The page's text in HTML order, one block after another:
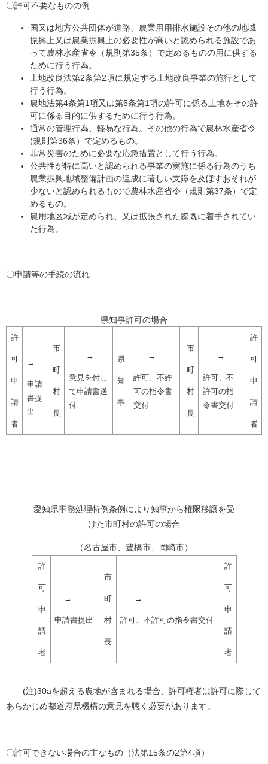
〇許可不要なものの例
国又は地方公共団体が道路、農業用用排水施設その他の地域
振興上又は農業振興上の必要性が高いと認められる施設であ
って農林水産省令（規則第35条）で定めるものの用に供する
ために行う行為。
土地改良法第2条第2項に規定する土地改良事業の施行として
行う行為。
農地法第4条第1項又は第5条第1項の許可に係る土地をその許
可に係る目的に供するために行う行為。
通常の管理行為、軽易な行為。その他の行為で農林水産省令
(規則第36条）で定めるもの。
非常災害のために必要な応急措置として行う行為。
公共性が特に高いと認められる事業の実施に係る行為のうち
農業振興地域整備計画の達成に著しい支障を及ぼすおそれが
少ないと認められるもので農林水産省令（規則第37条）で定
めるもの。
農用地区域が定められ、又は拡張された際既に着手されてい
た行為。
〇申請等の手続の流れ
県知事許可の場合
許
可
申
請
者
→
申請
書提
出
市
町
村
長
→
意見を付し
て申請書送
付
県
知
事
→
許可、不許
可の指令書
交付
市
町
村
長
→
許可、不
許可の指
令書交付
許
可
申
請
者
愛知県事務処理特例条例により知事から権限移譲を受
けた市町村の許可の場合
（名古屋市、豊橋市、岡崎市）
許
可
申
請
者
→
申請書提出
市
町
村
長
→
許可、不許可の指令書交付
許
可
申
請
者
(注)30aを超える農地が含まれる場合、許可権者は許可に際して
あらかじめ都道府県機構の意見を聴く必要があります。
〇許可できない場合の主なもの（法第15条の2第4項）